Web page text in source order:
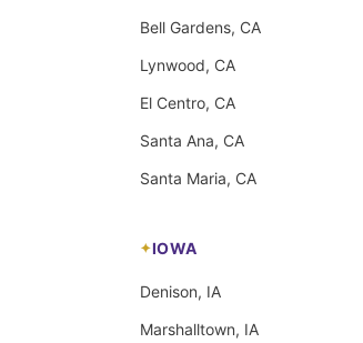
Bell Gardens, CA
Lynwood, CA
El Centro, CA
Santa Ana, CA
Santa Maria, CA
IOWA
Denison, IA
Marshalltown, IA